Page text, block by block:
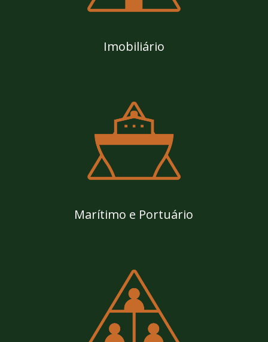
Imobiliário
Marítimo e Portuário